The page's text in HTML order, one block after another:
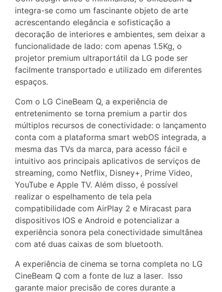
integra-se como um fascinante objeto de arte
acrescentando elegância e sofisticação a
decoração de interiores e ambientes, sem deixar a
funcionalidade de lado: com apenas 1.5Kg, o
projetor premium ultraportátil da LG pode ser
facilmente transportado e utilizado em diferentes
espaços.
Com o LG CineBeam Q, a experiência de
entretenimento se torna premium a partir dos
múltiplos recursos de conectividade: o lançamento
conta com a plataforma smart webOS integrada, a
mesma das TVs da marca, para acesso fácil e
intuitivo aos principais aplicativos de serviços de
streaming, como Netflix, Disney+, Prime Video,
YouTube e Apple TV. Além disso, é possível
realizar o espelhamento de tela pela
compatibilidade com AirPlay 2 e Miracast para
dispositivos IOS e Android e potencializar a
experiência sonora pela conectividade simultânea
com até duas caixas de som bluetooth.
A experiência de cinema se torna completa no LG
CineBeam Q com a fonte de luz a laser. Isso
garante maior precisão de cores durante a